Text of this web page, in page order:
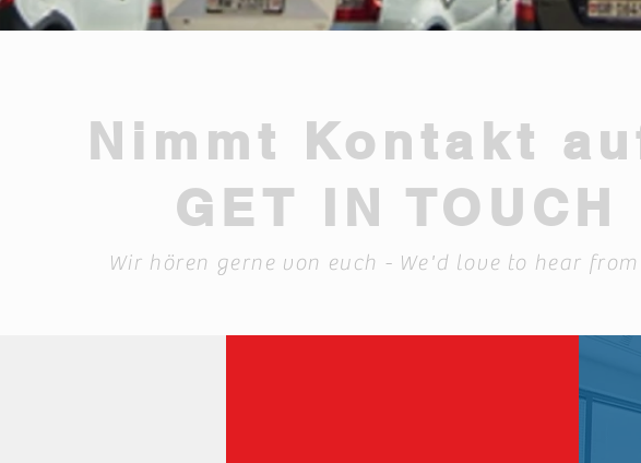
Nimmt Kontakt
GET IN TOUCH
Wir hören gerne von euch - We'd love to hear